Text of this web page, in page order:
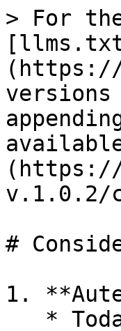
> For
(https://
versions
(https://
v.1.0.2/
#
1.